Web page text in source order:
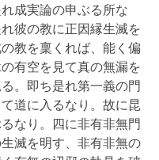
成実論の申ぶる所な
彼の教に正因縁生滅を
教を稟くれば、能く偏
有空を見て真の無漏を
。即ち是れ第一義の門
道に入るなり。故に昆
なり。四に非有非無門
滅を明す、非有非無の